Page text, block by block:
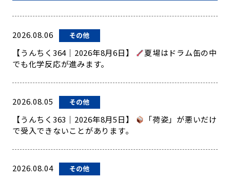
2026.08.06 その他
【うんちく364｜2026年8月6日】
夏場はドラム缶の中
でも化学反応が進みます。
2026.08.05 その他
【うんちく363｜2026年8月5日】
「荷姿」が悪いだけ
で受入できないことがあります。
2026.08.04 その他